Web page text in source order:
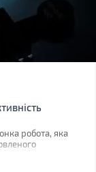
робота, яка
продуманого, але